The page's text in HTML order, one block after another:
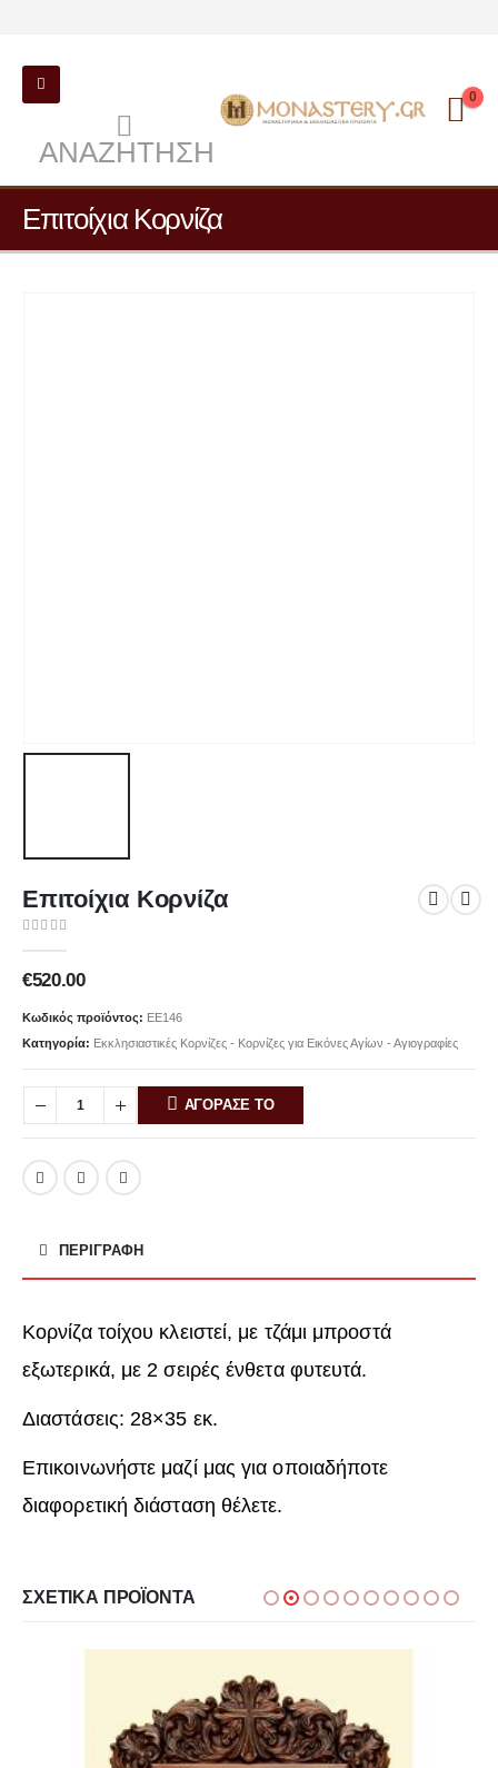
ΑΝΑΖΉΤΗΣΗ
0
Επιτοίχια Κορνίζα
Επιτοίχια Κορνίζα
€520.00
Κωδικός προϊόντος: ΕΕ146
Κατηγορία: Εκκλησιαστικές Κορνίζες - Κορνίζες για Εικόνες Αγίων - Αγιογραφίες
ΑΓΟΡΑΣΕ ΤΟ
ΠΕΡΙΓΡΑΦΉ
Κορνίζα τοίχου κλειστεί, με τζάμι μπροστά
εξωτερικά, με 2 σειρές ένθετα φυτευτά.
Διαστάσεις: 28×35 εκ.
Επικοινωνήστε μαζί μας για οποιαδήποτε
διαφορετική διάσταση θέλετε.
ΣΧΕΤΙΚΆ ΠΡΟΪΌΝΤΑ